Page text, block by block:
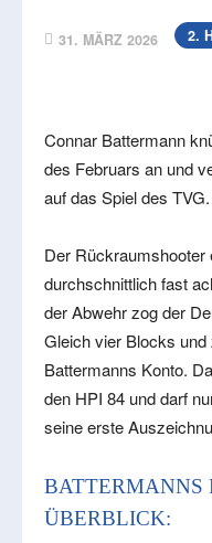
31. MÄRZ 2026 2.
Connar Battermann
des Februars an und
auf das Spiel des TVG.
Der Rückraumshooter
durchschnittlich fast
der Abwehr zog der
Gleich vier Blocks
Battermanns Konto.
den HPI 84 und darf
seine erste
BATTERMANNS
ÜBERBLICK: